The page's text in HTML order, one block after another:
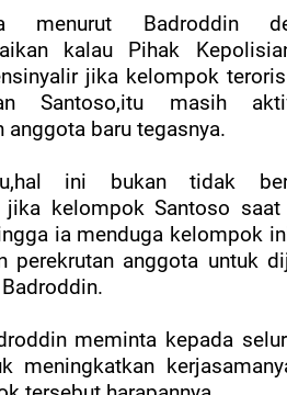
menurut Badroddin
kalau Pihak
jika kelompok
Santoso,itu masih
anggota baru tegasnya.
ini bukan tidak
jika kelompok Santoso
ia menduga kelompok
perekrutan anggota untuk
meminta kepada
meningkatkan